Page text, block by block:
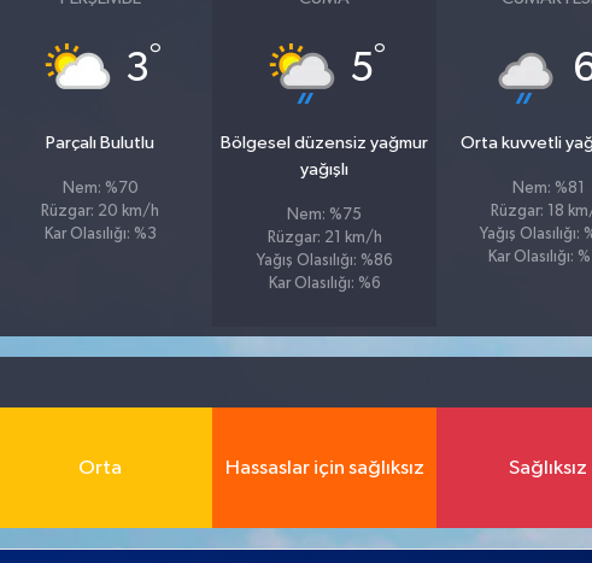
3°
Parçalı Bulutlu
Nem: %70
Rüzgar: 20 km/h
Kar Olasılığı: %3
5°
Bölgesel düzensiz yağmur
yağışlı
Nem: %75
Rüzgar: 21 km/h
Yağış Olasılığı: %86
Kar Olasılığı: %6
Orta kuvvetli
Nem: %81
Rüzgar: 18
Yağış Olasılığı:
Kar Olasılığı:
Orta Hassaslar için sağlıksız Sağlıksız